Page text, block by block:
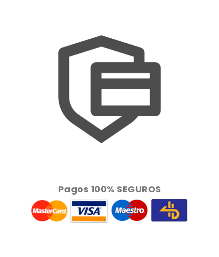
Pagos 100% SEGUROS